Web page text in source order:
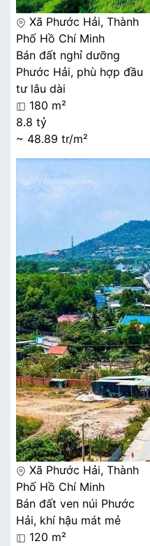
Xã Phước Hải, Thành
Phố Hồ Chí Minh
Bán đất nghỉ dưỡng
Phước Hải, phù hợp đầu
tư lâu dài
180 m²
8.8 tỷ
~ 48.89 tr/m²
Xã Phước Hải, Thành
Phố Hồ Chí Minh
Bán đất ven núi Phước
Hải, khí hậu mát mẻ
120 m²